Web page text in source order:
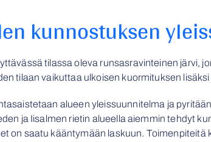
kunnostuksen
tilassa oleva runsasravinteinen järvi,
tilaan vaikuttaa ulkoisen kuormituksen
alueen yleissuunnitelma ja
ja Iisalmen rietin alueella aiemmin tehdyt
on saatu kääntymään laskuun.